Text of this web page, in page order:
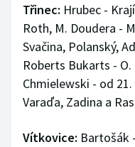
Třinec: Hrubec -
Roth, M. Doudera -
Svačina, Polanský,
Roberts Bukarts -
Chmielewski - od
Varaďa, Zadina a
Vítkovice: Bartošák